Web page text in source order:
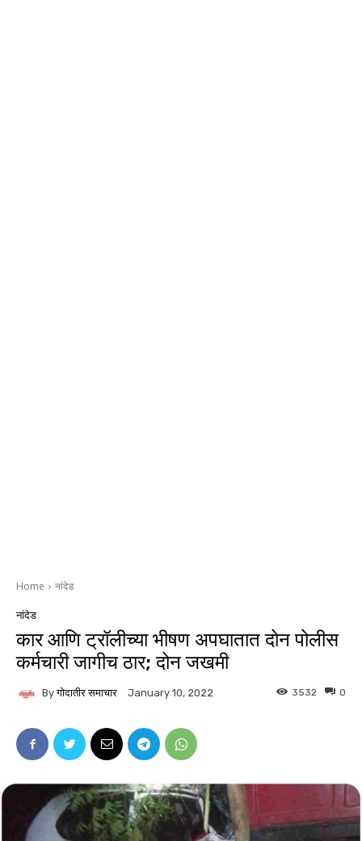
Home नांदेड
नांदेड
कार आणि ट्रॉलीच्या भीषण अपघातात दोन पोलीस
कर्मचारी जागीच ठार; दोन जखमी
By गोदातीर समाचार January 10, 2022 0
3532